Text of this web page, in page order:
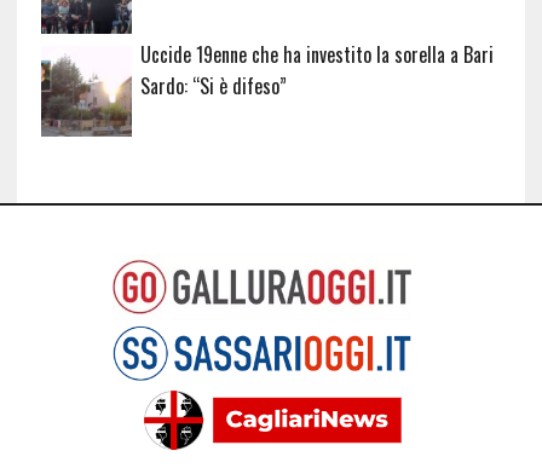
Uccide 19enne che ha investito la sorella a Bari
Sardo: “Si è difeso”